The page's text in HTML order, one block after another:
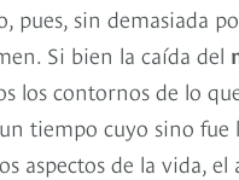
sin demasiada
Si bien la caída del
los contornos de lo
tiempo cuyo sino fue
aspectos de la vida,